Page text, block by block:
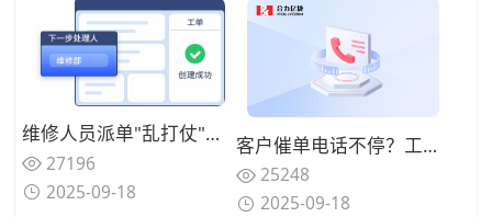
维修人员派单"乱打仗"？系统智能调度功能如何优化？
27196
2025-09-18
客户催单电话不停？工单进度实时同步功能怎么用才贴心？
25248
2025-09-18